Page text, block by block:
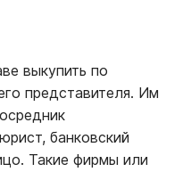
выкупить по
представителя. Им
банковский
Такие фирмы или